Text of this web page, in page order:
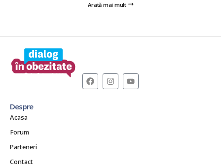
Arată mai mult
Despre
Acasa
Forum
Parteneri
Contact